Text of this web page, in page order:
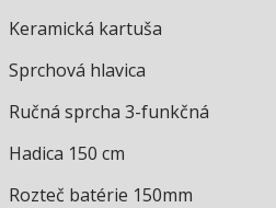
Keramická kartuša
Sprchová hlavica
Ručná sprcha 3-funkčná
Hadica 150 cm
Rozteč batérie 150mm